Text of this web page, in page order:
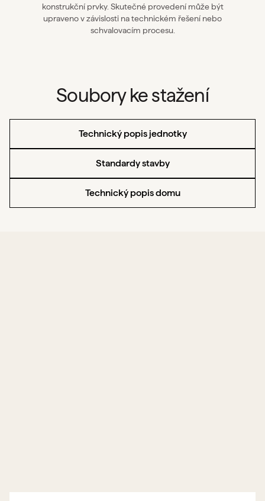
konstrukční prvky. Skutečné provedení může být
upraveno v závislosti na technickém řešení nebo
schvalovacím procesu.
Soubory ke stažení
Technický popis jednotky
Standardy stavby
Technický popis domu